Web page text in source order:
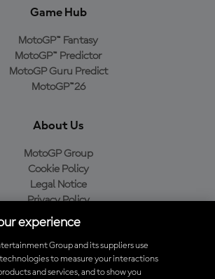
Game Hub
MotoGP™ Fantasy
MotoGP™ Predictor
MotoGP Guru Predict
MotoGP™26
About Us
MotoGP Group
Cookie Policy
Legal Notice
Privacy Policy
Purchase Policy
o aplicativo oficial da MotoGP™
experience
Group and its suppliers use
to measure your interactions
and services, and to show you